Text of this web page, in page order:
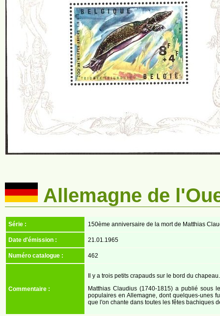
Allemagne de
Série : 150ème anniversaire de la mort de Matthias
Date d'émission : 21.01.1965
Numéro catalogue : 462
Commentaire :
Il y a trois petits crapauds sur le bord du chapeau.
Matthias Claudius (1740-1815) a publié sous
populaires en Allemagne, dont quelques-unes
que l'on chante dans toutes les fêtes bachiques